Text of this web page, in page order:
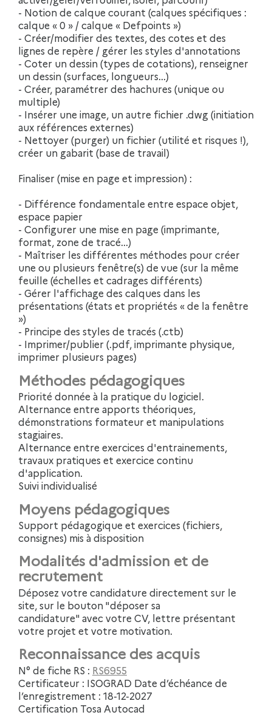
- Notion de calque courant (calques spécifiques :
calque « 0 » / calque « Defpoints »)
- Créer/modifier des textes, des cotes et des
lignes de repère / gérer les styles d'annotations
- Coter un dessin (types de cotations), renseigner
un dessin (surfaces, longueurs...)
- Créer, paramétrer des hachures (unique ou
multiple)
- Insérer une image, un autre fichier .dwg (initiation
aux références externes)
- Nettoyer (purger) un fichier (utilité et risques !),
créer un gabarit (base de travail)
Finaliser (mise en page et impression) :
- Différence fondamentale entre espace objet,
espace papier
- Configurer une mise en page (imprimante,
format, zone de tracé...)
- Maîtriser les différentes méthodes pour créer
une ou plusieurs fenêtre(s) de vue (sur la même
feuille (échelles et cadrages différents)
- Gérer l'affichage des calques dans les
présentations (états et propriétés « de la fenêtre
»)
- Principe des styles de tracés (.ctb)
- Imprimer/publier (.pdf, imprimante physique,
imprimer plusieurs pages)
Méthodes pédagogiques
Priorité donnée à la pratique du logiciel.
Alternance entre apports théoriques,
démonstrations formateur et manipulations
stagiaires.
Alternance entre exercices d'entrainements,
travaux pratiques et exercice continu
d'application.
Suivi individualisé
Moyens pédagogiques
Support pédagogique et exercices (fichiers,
consignes) mis à disposition
Modalités d'admission et de
recrutement
Déposez votre candidature directement sur le
site, sur le bouton "déposer sa
candidature" avec votre CV, lettre présentant
votre projet et votre motivation.
Reconnaissance des acquis
N° de fiche RS : RS6955
Certificateur : ISOGRAD Date d’échéance de
l’enregistrement : 18-12-2027
Certification Tosa Autocad